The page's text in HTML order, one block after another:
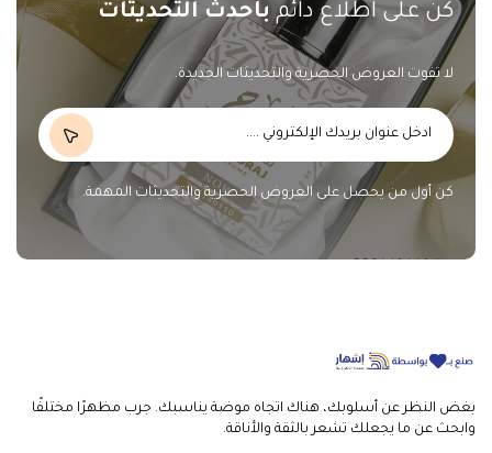
كن على اطلاع دائمبأحدث التحديثات
لا تفوت العروض الحصرية والتحديثات الجديدة.
كن أول من يحصل على العروض الحصرية والتحديثات المهمة.
بغض النظر عن أسلوبك، هناك اتجاه موضة يناسبك. جرب مظهرًا مختلفًا
وابحث عن ما يجعلك تشعر بالثقة والأناقة.